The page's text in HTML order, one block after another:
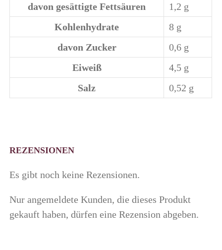
davon gesättigte Fettsäuren 1,2 g
Kohlenhydrate
8 g
davon Zucker 0,6 g
Eiweiß
4,5 g
Salz
0,52 g
REZENSIONEN
Es gibt noch keine Rezensionen.
Nur angemeldete Kunden, die dieses Produkt
gekauft haben, dürfen eine Rezension abgeben.